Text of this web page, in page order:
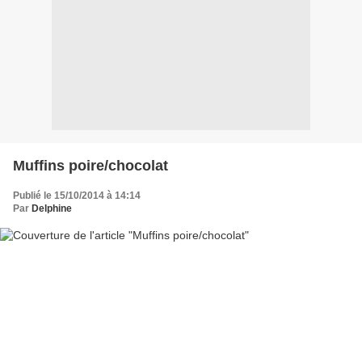
Muffins poire/chocolat
Publié le 15/10/2014 à 14:14
Par Delphine